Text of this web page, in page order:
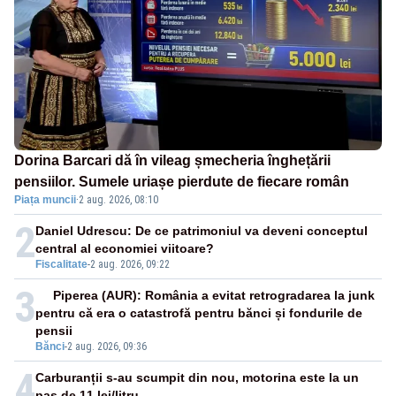
Dorina Barcari dă în vileag șmecheria înghețării
pensiilor. Sumele uriașe pierdute de fiecare român
Piața muncii·2 aug. 2026, 08:10
2 Fiscalitate-2 aug. 2026, 09:22
Daniel Udrescu: De ce patrimoniul va deveni conceptul
central al economiei viitoare?
3
Bănci-2 aug. 2026, 09:36
Piperea (AUR): România a evitat retrogradarea la junk
pentru că era o catastrofă pentru bănci și fondurile de
pensii
Carburanții s-au scumpit din nou, motorina este la un